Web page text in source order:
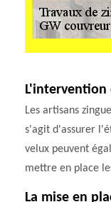
L'intervention
Les artisans
s'agit d'assurer
velux peuvent
mettre en place
La mise en